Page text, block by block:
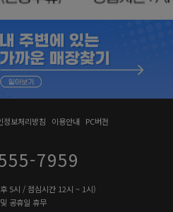
정보처리방침 이용안내 PC버전
7959
5시 / 점심시간 12시 ~ 1시)
공휴일 휴무